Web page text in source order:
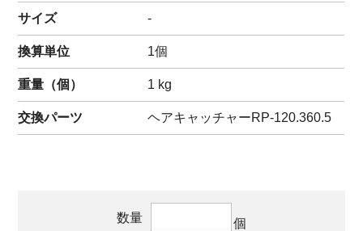
サイズ -
換算単位 1個
重量（個 ） 1 kg
交換パーツ ヘアキャッチャーRP-120.360.5
数量 個